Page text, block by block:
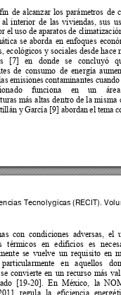
fin de alcanzar los parámetros de
al interior de las viviendas, sus
el uso de aparatos de c
se aborda en enfoques
ecológicos y sociales desde hace
[7] en donde se concluyó
de consumo de energía
emisiones contaminantes
funciona en un
más altas dentro de la misma
y García [9] abordan el tema
Tecnológicas (RECIT). V
con condiciones adversas, el
térmicos en edificios es
se vuelve un requisito en
particularmente en aquellos
se convierte en un recurso más
[19-20]. En México, la
regula la eficiencia